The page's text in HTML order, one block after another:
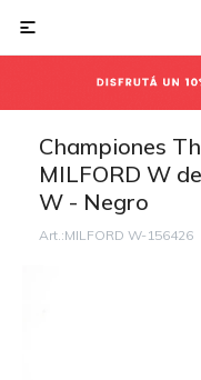

Championes
MILFORD W
W - Negro
MILFORD W-156426